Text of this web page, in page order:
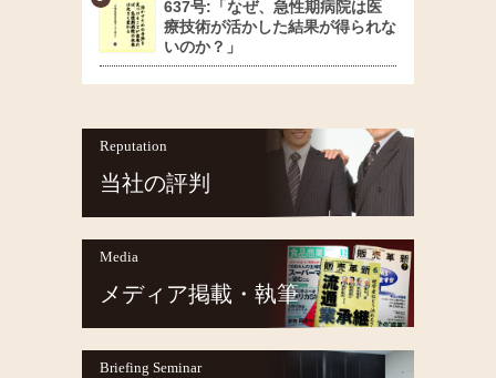
637号:「なぜ、急性期病院は医
療技術が活かした結果が得られな
いのか？」
Reputation
当社の評判
Media
メディア掲載・執筆
Briefing Seminar